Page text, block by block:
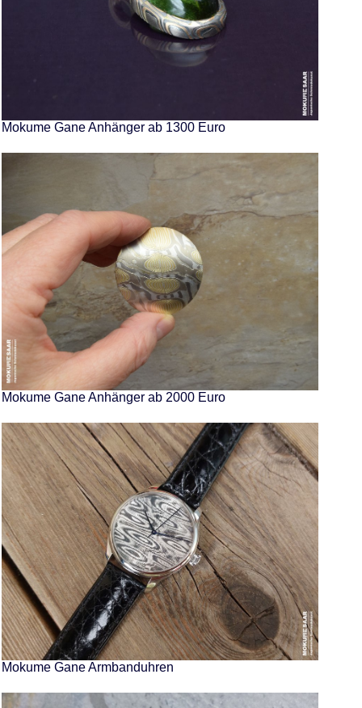
Mokume Gane Anhänger ab 1300 Euro
Mokume Gane Anhänger ab 2000 Euro
Mokume Gane Armbanduhren